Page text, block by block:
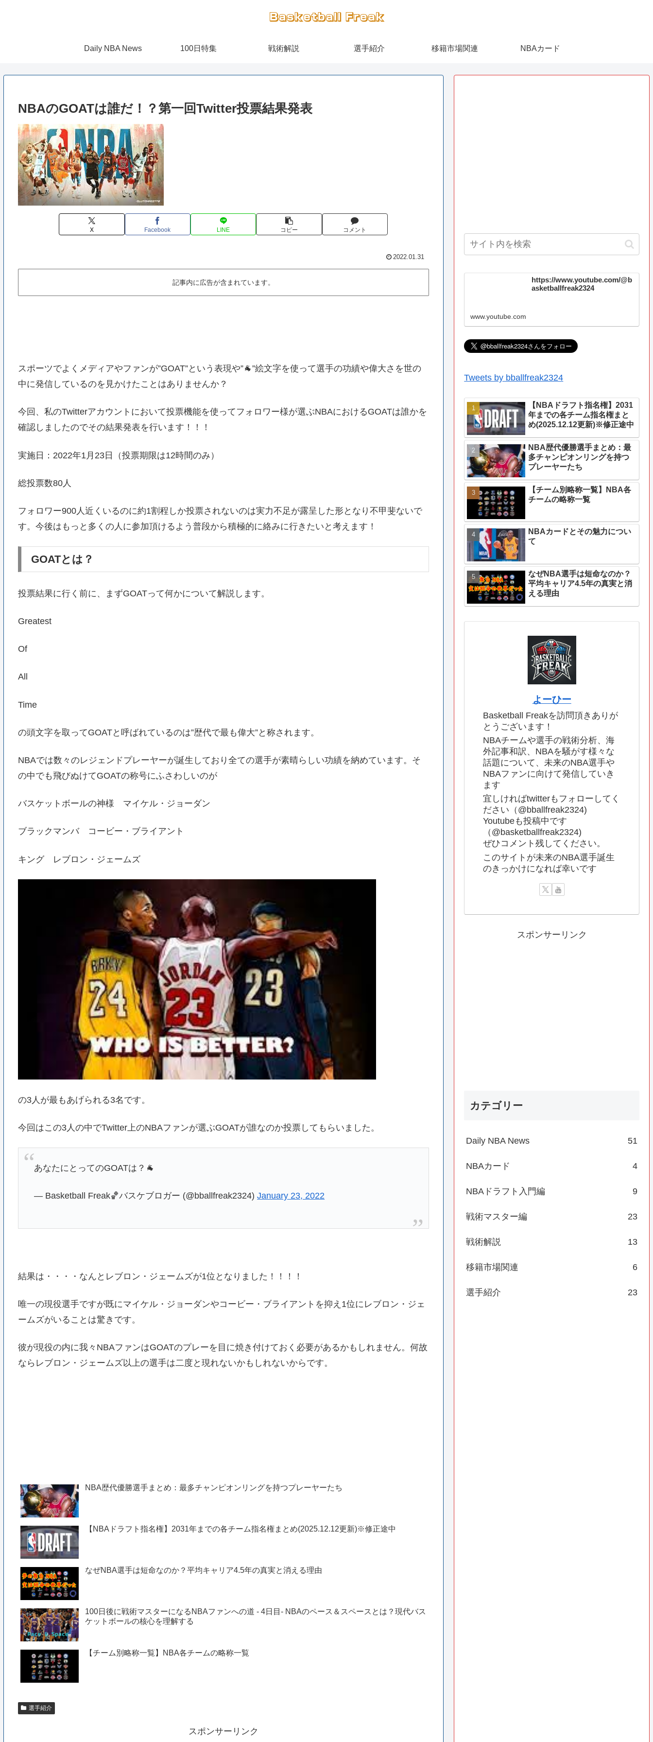
Daily NBA News 100日特集 戦術解説 選手紹介 移籍市場関連 NBAカード
NBAのGOATは誰だ！？第一回Twitter投票結果発表
X Facebook LINE コピー コメント
2022.01.31
記事内に広告が含まれています。
スポーツでよくメディアやファンが”GOAT”という表現や”🐐”絵文字を使って選手の功績や偉大さを世の
中に発信しているのを見かけたことはありませんか？
今回、私のTwitterアカウントにおいて投票機能を使ってフォロワー様が選ぶNBAにおけるGOATは誰かを
確認しましたのでその結果発表を行います！！！
実施日：2022年1月23日（投票期限は12時間のみ）
総投票数80人
フォロワー900人近くいるのに約1割程しか投票されないのは実力不足が露呈した形となり不甲斐ないで
す。今後はもっと多くの人に参加頂けるよう普段から積極的に絡みに行きたいと考えます！
GOATとは？
投票結果に行く前に、まずGOATって何かについて解説します。
Greatest
Of
All
Time
の頭文字を取ってGOATと呼ばれているのは”歴代で最も偉大”と称されます。
NBAでは数々のレジェンドプレーヤーが誕生しており全ての選手が素晴らしい功績を納めています。そ
の中でも飛びぬけてGOATの称号にふさわしいのが
バスケットボールの神様 マイケル・ジョーダン
ブラックマンバ コービー・ブライアント
キング レブロン・ジェームズ
の3人が最もあげられる3名です。
今回はこの3人の中でTwitter上のNBAファンが選ぶGOATが誰なのか投票してもらいました。
あなたにとってのGOATは？🐐
— Basketball Freak🏀バスケブロガー (@bballfreak2324)January 23, 2022
結果は・・・・なんとレブロン・ジェームズが1位となりました！！！！
唯一の現役選手ですが既にマイケル・ジョーダンやコービー・ブライアントを抑え1位にレブロン・ジェ
ームズがいることは驚きです。
彼が現役の内に我々NBAファンはGOATのプレーを目に焼き付けておく必要があるかもしれません。何故
ならレブロン・ジェームズ以上の選手は二度と現れないかもしれないからです。
NBA歴代優勝選手まとめ：最多チャンピオンリングを持つプレーヤーたち
【NBAドラフト指名権】2031年までの各チーム指名権まとめ(2025.12.12更新)※修正途中
なぜNBA選手は短命なのか？平均キャリア4.5年の真実と消える理由
100日後に戦術マスターになるNBAファンへの道 - 4日目- NBAのペース＆スペースとは？現代バス
ケットボールの核心を理解する
【チーム別略称一覧】NBA各チームの略称一覧
選手紹介
スポンサーリンク
https://www.youtube.com/@b
asketballfreak2324
www.youtube.com
Tweets by bballfreak2324
【NBAドラフト指名権】2031
年までの各チーム指名権まと
め(2025.12.12更新)※修正途中
NBA歴代優勝選手まとめ：最
多チャンピオンリングを持つ
プレーヤーたち
【チーム別略称一覧】NBA各
チームの略称一覧
NBAカードとその魅力につい
て
なぜNBA選手は短命なのか？
平均キャリア4.5年の真実と消
える理由
よーひー
Basketball Freakを訪問頂きありが
とうございます！
NBAチームや選手の戦術分析、海
外記事和訳、NBAを騒がす様々な
話題について、未来のNBA選手や
NBAファンに向けて発信していき
ます
宜しければtwitterもフォローしてく
ださい（@bballfreak2324)
Youtubeも投稿中です
（@basketballfreak2324)
ぜひコメント残してください。
このサイトが未来のNBA選手誕生
のきっかけになれば幸いです
スポンサーリンク
カテゴリー
Daily NBA News 51
NBAカード 4
NBAドラフト入門編 9
戦術マスター編 23
戦術解説 13
移籍市場関連 6
選手紹介 23